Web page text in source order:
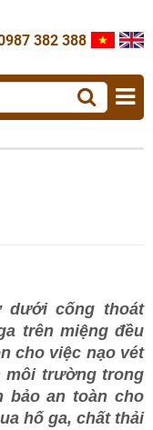
382 388
dưới cống thoát
trên miệng đều
cho việc nạo vét
môi trường trong
bảo an toàn cho
hố ga, chất thải